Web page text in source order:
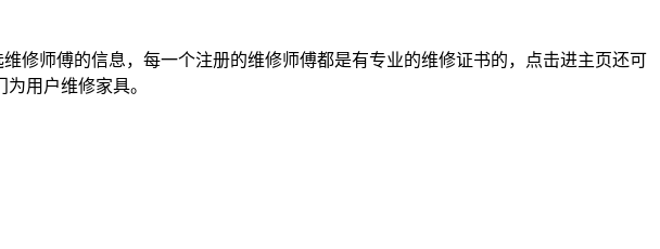
修师傅的信息，每一个注册的维修师傅都是有专业的维修证书的，点击进主页还可
用户维修家具。